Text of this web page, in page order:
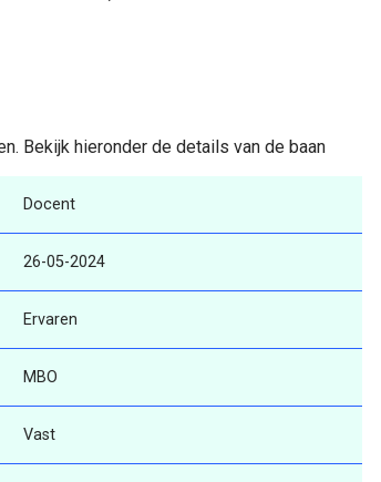
Bekijk hieronder de details van de baan
Docent
26-05-2024
Ervaren
MBO
Vast